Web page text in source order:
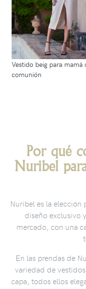
Vestido beig para mamá
comunión
Por qué
Nuribel
Nuribel es la elección
diseño exclusivo
mercado, con una
En las prendas de
variedad de
capa, todos ellos